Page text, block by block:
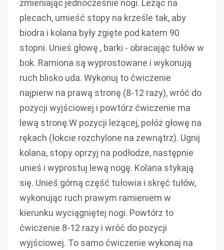
zmieniając jednocześnie nogi. Leżąc na
plecach, umieść stopy na krześle tak, aby
biodra i kolana były zgięte pod katem 90
stopni. Unieś głowę , barki - obracając tułów w
bok. Ramiona są wyprostowane i wykonują
ruch blisko uda. Wykonuj to ćwiczenie
najpierw na prawą stronę (8-12 razy), wróć do
pozycji wyjściowej i powtórz ćwiczenie ma
lewą stronę.W pozycji leżącej, połóż głowę na
rękach (łokcie rozchylone na zewnątrz). Ugnij
kolana, stopy oprzyj na podłodze, następnie
unieś i wyprostuj lewą nogę. Kolana stykają
się. Unieś górną część tułowia i skręć tułów,
wykonując ruch prawym ramieniem w
kierunku wyciągniętej nogi. Powtórz to
ćwiczenie 8-12 razy i wróć do pozycji
wyjściowej. To samo ćwiczenie wykonaj na